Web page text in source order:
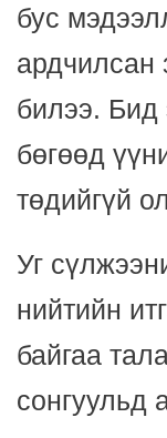
бус
ардчилсан
билээ. Бид
бөгөөд
төдийгүй
Уг
нийтийн
байгаа
сонгуульд